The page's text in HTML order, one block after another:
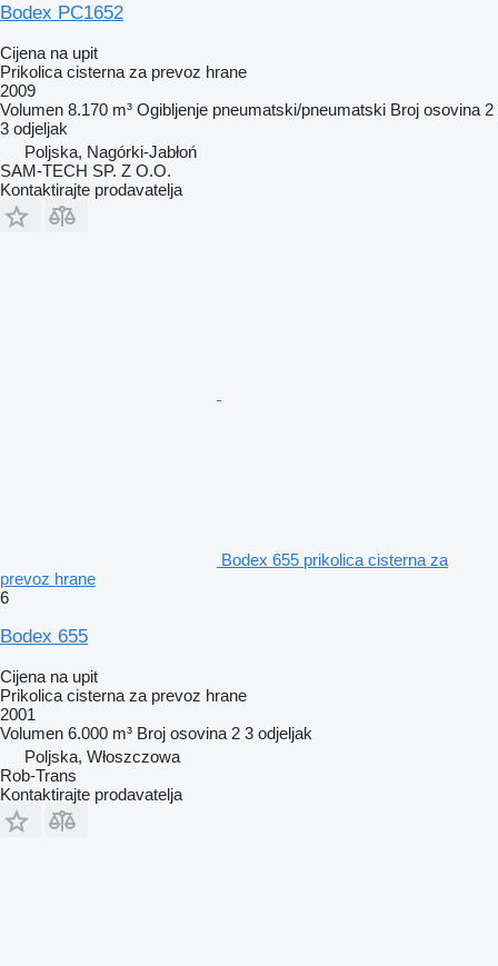
Bodex PC1652
Cijena na upit
Prikolica cisterna za prevoz hrane
2009
Volumen 8.170 m³ Ogibljenje pneumatski/pneumatski Broj osovina 2
3 odjeljak
Poljska, Nagórki-Jabłoń
SAM-TECH SP. Z O.O.
Kontaktirajte prodavatelja
Bodex 655 prikolica cisterna za
prevoz hrane
6
Bodex 655
Cijena na upit
Prikolica cisterna za prevoz hrane
2001
Volumen 6.000 m³ Broj osovina 2 3 odjeljak
Poljska, Włoszczowa
Rob-Trans
Kontaktirajte prodavatelja